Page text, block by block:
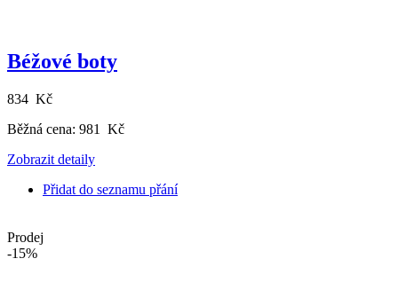
Béžové boty
834 Kč
Běžná cena: 981 Kč
Zobrazit detaily
Přidat do seznamu přání
Prodej
-15%